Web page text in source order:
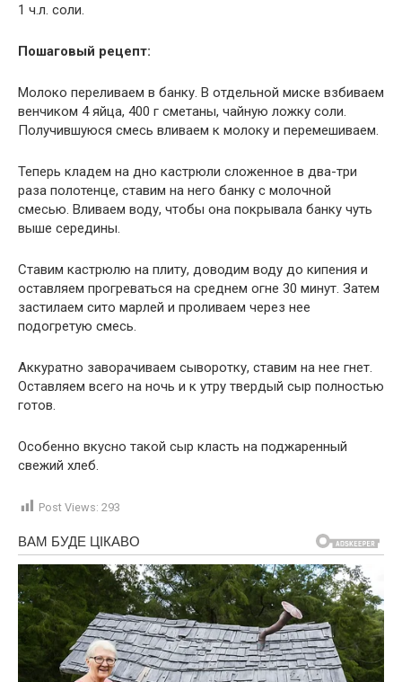
1 ч.л. соли.
Пошаговый рецепт:
Молоко переливаем в банку. В отдельной миске взбиваем
венчиком 4 яйца, 400 г сметаны, чайную ложку соли.
Получившуюся смесь вливаем к молоку и перемешиваем.
Теперь кладем на дно кастрюли сложенное в два-три
раза полотенце, ставим на него банку с молочной
смесью. Вливаем воду, чтобы она покрывала банку чуть
выше середины.
Ставим кастрюлю на плиту, доводим воду до кипения и
оставляем прогреваться на среднем огне 30 минут. Затем
застилаем сито марлей и проливаем через нее
подогретую смесь.
Аккуратно заворачиваем сыворотку, ставим на нее гнет.
Оставляем всего на ночь и к утру твердый сыр полностью
готов.
Особенно вкусно такой сыр класть на поджаренный
свежий хлеб.
Post Views: 293